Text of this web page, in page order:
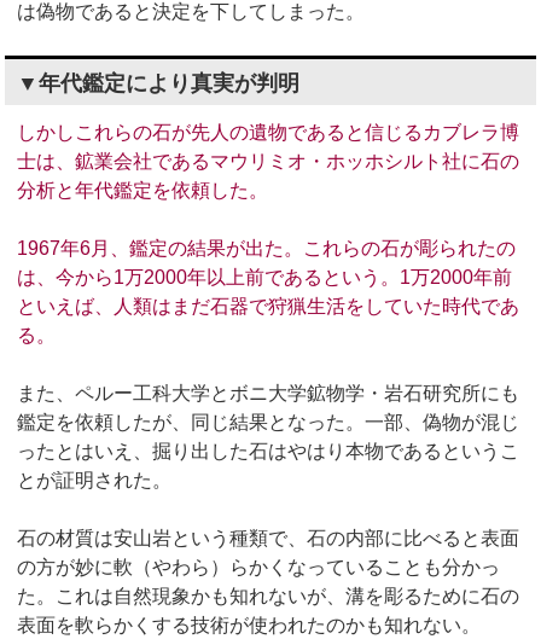
は偽物であると決定を下してしまった。
▼年代鑑定により真実が判明
しかしこれらの石が先人の遺物であると信じるカブレラ博
士は、鉱業会社であるマウリミオ・ホッホシルト社に石の
分析と年代鑑定を依頼した。
1967年6月、鑑定の結果が出た。これらの石が彫られたの
は、今から1万2000年以上前であるという。1万2000年前
といえば、人類はまだ石器で狩猟生活をしていた時代であ
る。
また、ペルー工科大学とボニ大学鉱物学・岩石研究所にも
鑑定を依頼したが、同じ結果となった。一部、偽物が混じ
ったとはいえ、掘り出した石はやはり本物であるというこ
とが証明された。
石の材質は安山岩という種類で、石の内部に比べると表面
の方が妙に軟（やわら）らかくなっていることも分かっ
た。これは自然現象かも知れないが、溝を彫るために石の
表面を軟らかくする技術が使われたのかも知れない。